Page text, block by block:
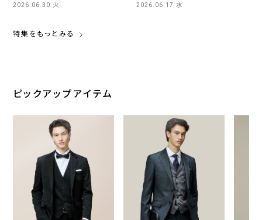
2026.06.30 火 2026.06.17 水
特集をもっとみる
ピックアップアイテム